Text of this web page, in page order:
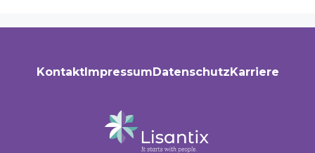
KontaktImpressumDatenschutzKarriere